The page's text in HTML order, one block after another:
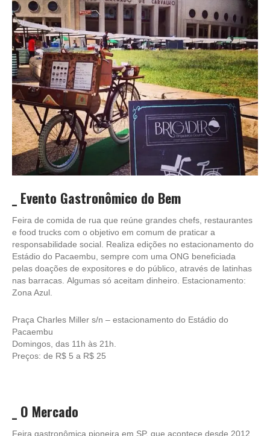
Evento Gastronômico do Bem
Feira de comida de rua que reúne grandes chefs, restaurantes
e food trucks com o objetivo em comum de praticar a
responsabilidade social. Realiza edições no estacionamento do
Estádio do Pacaembu, sempre com uma ONG beneficiada
pelas doações de expositores e do público, através de latinhas
nas barracas. Algumas só aceitam dinheiro. Estacionamento:
Zona Azul.
Praça Charles Miller s/n – estacionamento do Estádio do
Pacaembu
Domingos, das 11h às 21h.
Preços: de R$ 5 a R$ 25
O Mercado
Feira gastronômica pioneira em SP, que acontece desde 2012